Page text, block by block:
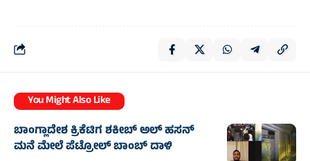
You Might Also Like
ಬಾಂಗ್ಲಾದೇಶ ಕ್ರಿಕೆಟಿಗ ಶಕೀಬ್‌ ಅಲ್‌ ಹಸನ್‌
ಮನೆ ಮೇಲೆ ಪೆಟ್ರೋಲ್‌ ಬಾಂಬ್‌ ದಾಳಿ